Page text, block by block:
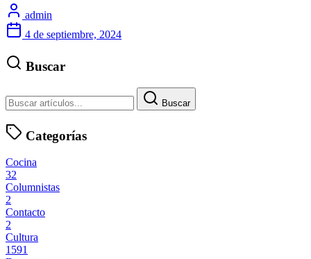
admin
4 de septiembre, 2024
Buscar
Buscar
Categorías
Cocina
32
Columnistas
2
Contacto
2
Cultura
1591